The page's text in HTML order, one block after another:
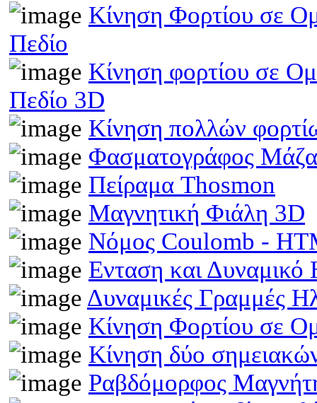
Κίνηση Φορτίου σε
Πεδίο
Κίνηση φορτίου σε
Πεδίο 3D
Κίνηση πολλών
Φασματογράφος
Πείραμα Thosmon
Μαγνητική Φιάλη 3D
Νόμος Coulomb -
Ενταση και
Δυναμικές Γραμμές
Κίνηση Φορτίου σε
Κίνηση δύο
Ραβδόμορφος